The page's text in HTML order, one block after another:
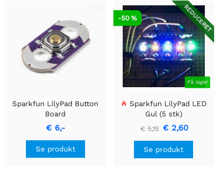
Sparkfun LilyPad Button
Board
€ 6,-
Se produkt
REDUCERET
På lager
-50 %
Sparkfun LilyPad LED
Gul (5 stk)
€ 5,15 € 2,60
Se produkt